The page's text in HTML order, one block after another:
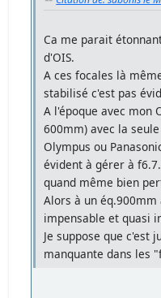
Ca me parait
d'OIS.
A ces focales là
stabilisé c'est pas
A l'époque avec mon
600mm) avec la
Olympus ou
évident à gérer à
quand même bien
Alors à un
impensable et quasi
Je suppose que c'est
manquante dans les